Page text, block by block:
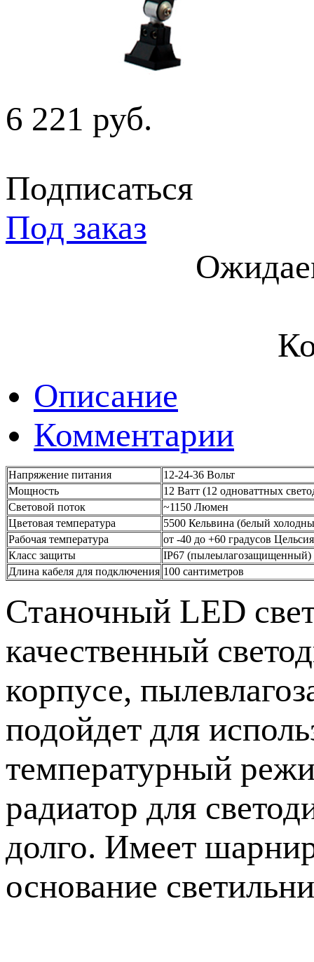
6 221 руб.
Подписаться
Под заказ
Описание
Комментарии
Напряжение питания
12-24-36 Вольт
Мощность
12 Ватт (12 одноваттных
Световой поток
~1150 Люмен
Цветовая температура
5500 Кельвина (белый
Рабочая температура
от -40 до +60 градусов Цельсия
Класс защиты
IP67 (пылеылагозащищенный)
Длина кабеля для подключения 100 сантиметров
Станочный LED
качественный
корпусе,
подойдет для
температурный
радиатор для
долго. Имеет
основание